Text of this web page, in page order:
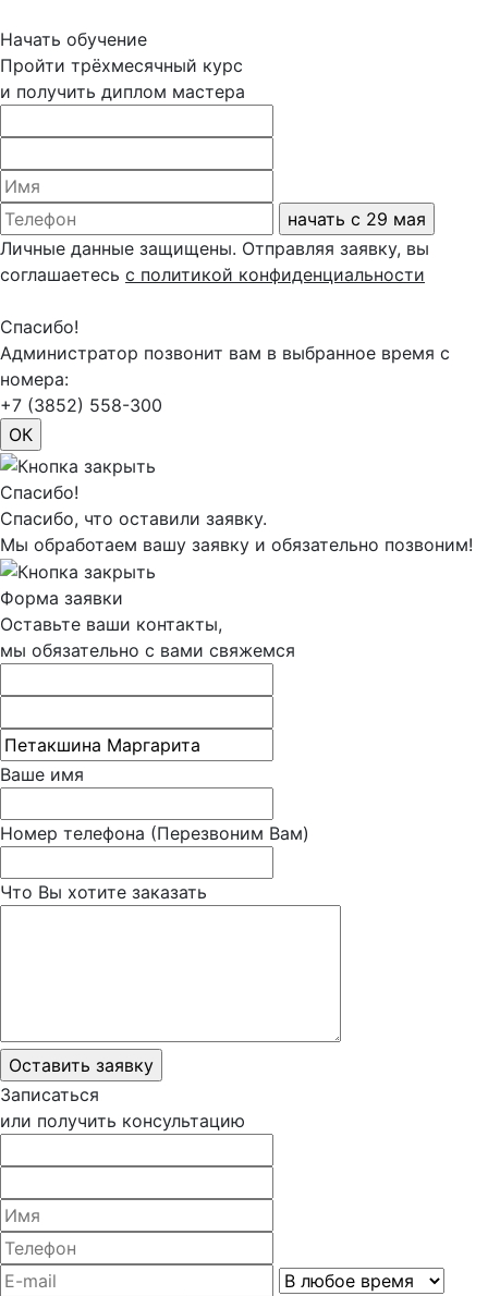
Начать обучение
Пройти трёхмесячный курс
и получить диплом мастера
Личные данные защищены. Отправляя заявку, вы
соглашаетесь с политикой конфиденциальности
Спасибо!
Админиcтратор позвонит вам в выбранное время с
номера:
+7 (3852) 558-300
Спасибо!
Спасибо, что оставили заявку.
Мы обработаем вашу заявку и обязательно позвоним!
Форма заявки
Оставьте ваши контакты,
мы обязательно с вами свяжемся
Ваше имя
Номер телефона (Перезвоним Вам)
Что Вы хотите заказать
Записаться
или получить консультацию